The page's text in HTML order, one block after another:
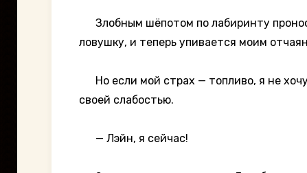
Злобным шёпотом по лабиринту
ловушку, и теперь упивается моим
Но если мой страх — топливо, я не
своей слабостью.
— Лэйн, я сейчас!